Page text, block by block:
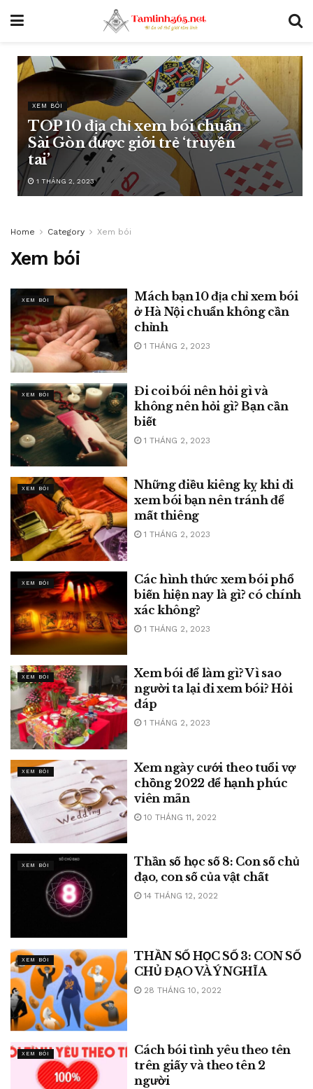
XEM BÓI
TOP 10 địa chỉ xem bói chuẩn
Sài Gòn được giới trẻ ‘truyền
tai’
1 THÁNG 2, 2023
Home Category Xem bói
Xem bói
XEM BÓI
Mách bạn 10 địa chỉ xem bói
ở Hà Nội chuẩn không cần
chỉnh
1 THÁNG 2, 2023
XEM BÓI
Đi coi bói nên hỏi gì và
không nên hỏi gì? Bạn cần
biết
1 THÁNG 2, 2023
XEM BÓI
Những điều kiêng kỵ khi đi
xem bói bạn nên tránh để
mất thiêng
1 THÁNG 2, 2023
XEM BÓI
Các hình thức xem bói phổ
biến hiện nay là gì? có chính
xác không?
1 THÁNG 2, 2023
XEM BÓI
Xem bói để làm gì? Vì sao
người ta lại đi xem bói? Hỏi
đáp
1 THÁNG 2, 2023
XEM BÓI
Xem ngày cưới theo tuổi vợ
chồng 2022 để hạnh phúc
viên mãn
10 THÁNG 11, 2022
XEM BÓI
Thần số học số 8: Con số chủ
đạo, con số của vật chất
14 THÁNG 12, 2022
XEM BÓI
THẦN SỐ HỌC SỐ 3: CON SỐ
CHỦ ĐẠO VÀ Ý NGHĨA
28 THÁNG 10, 2022
XEM BÓI
Cách bói tình yêu theo tên
trên giấy và theo tên 2
người